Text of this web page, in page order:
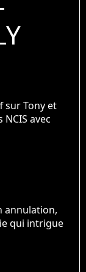
sur Tony et
avec
annulation,
qui intrigue